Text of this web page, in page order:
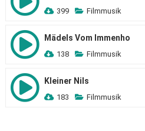
399 Filmmusik
Mädels Vom Immenho
138 Filmmusik
Kleiner Nils
183 Filmmusik